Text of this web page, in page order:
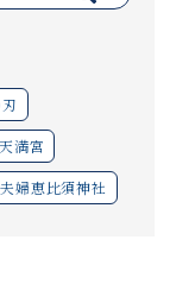
満宮
婦恵比須神社